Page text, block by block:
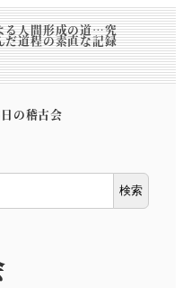
る人間形成の道…究
だ道程の素直な記録
の稽古会
検索